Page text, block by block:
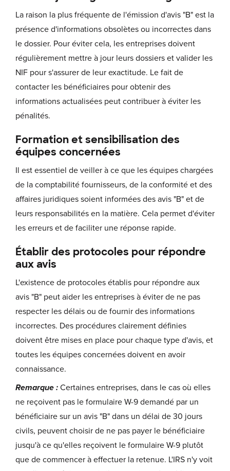
La raison la plus fréquente de l'émission d'avis "B" est la
présence d'informations obsolètes ou incorrectes dans
le dossier. Pour éviter cela, les entreprises doivent
régulièrement mettre à jour leurs dossiers et valider les
NIF pour s'assurer de leur exactitude. Le fait de
contacter les bénéficiaires pour obtenir des
informations actualisées peut contribuer à éviter les
pénalités.
Formation et sensibilisation des
équipes concernées
Il est essentiel de veiller à ce que les équipes chargées
de la comptabilité fournisseurs, de la conformité et des
affaires juridiques soient informées des avis "B" et de
leurs responsabilités en la matière. Cela permet d'éviter
les erreurs et de faciliter une réponse rapide.
Établir des protocoles pour répondre
aux avis
L'existence de protocoles établis pour répondre aux
avis "B" peut aider les entreprises à éviter de ne pas
respecter les délais ou de fournir des informations
incorrectes. Des procédures clairement définies
doivent être mises en place pour chaque type d'avis, et
toutes les équipes concernées doivent en avoir
connaissance.
Remarque : Certaines entreprises, dans le cas où elles
ne reçoivent pas le formulaire W-9 demandé par un
bénéficiaire sur un avis "B" dans un délai de 30 jours
civils, peuvent choisir de ne pas payer le bénéficiaire
jusqu'à ce qu'elles reçoivent le formulaire W-9 plutôt
que de commencer à effectuer la retenue. L'IRS n'y voit